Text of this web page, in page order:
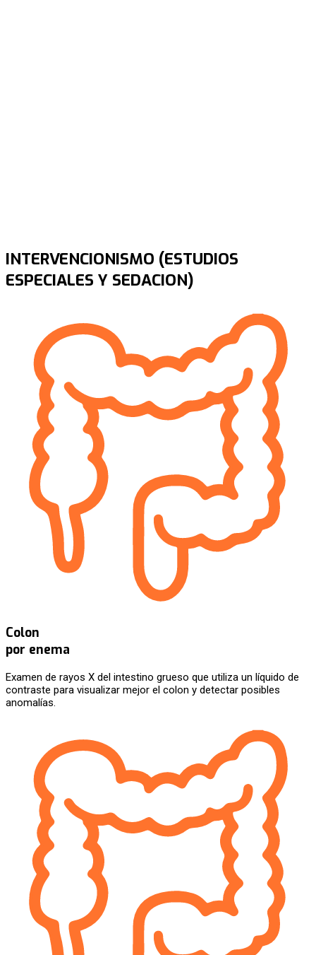
INTERVENCIONISMO (ESTUDIOS
ESPECIALES Y SEDACION)
Colon
por enema
Examen de rayos X del intestino grueso que utiliza un líquido de
contraste para visualizar mejor el colon y detectar posibles
anomalías.